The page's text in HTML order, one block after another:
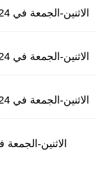
الاثنين-الجمعة في 24 ساعة
الاثنين-الجمعة في 24 ساعة
الاثنين-الجمعة في 24 ساعة